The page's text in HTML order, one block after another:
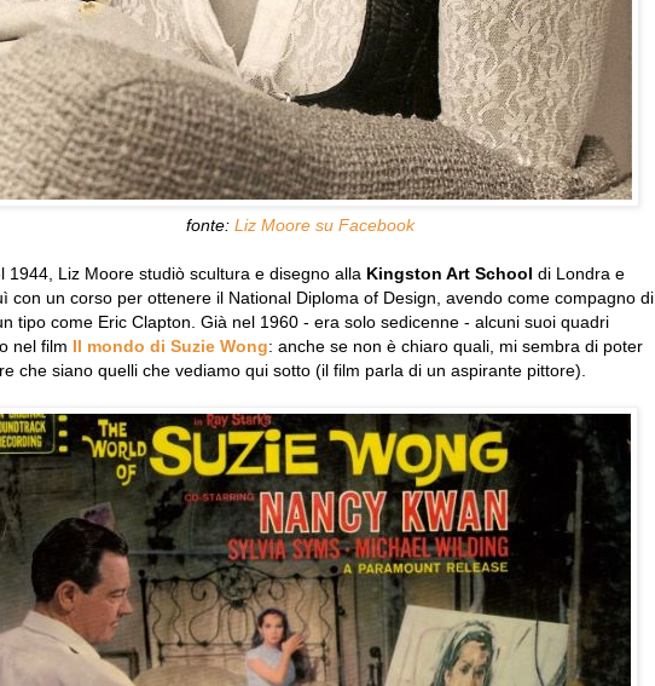
fonte: Liz Moore su Facebook
1944, Liz Moore studiò scultura e disegno alla Kingston Art School di Londra e
con un corso per ottenere il National Diploma of Design, avendo come compagno di
tipo come Eric Clapton. Già nel 1960 - era solo sedicenne - alcuni suoi quadri
nel film Il mondo di Suzie Wong: anche se non è chiaro quali, mi sembra di poter
che siano quelli che vediamo qui sotto (il film parla di un aspirante pittore).